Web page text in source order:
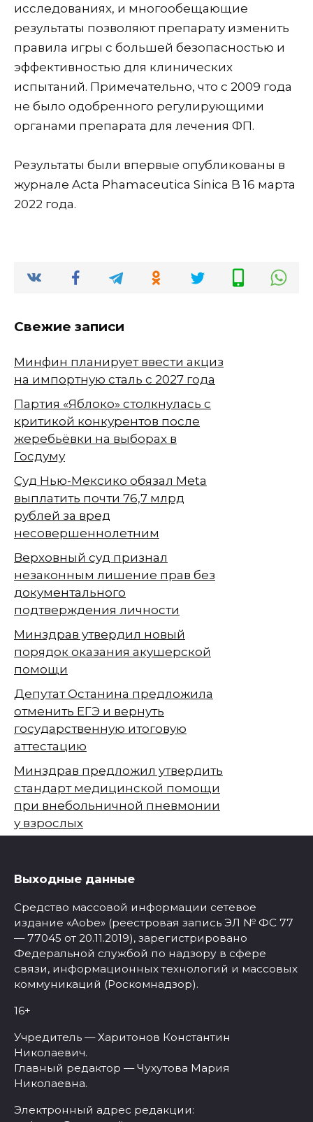
исследованиях, и многообещающие
результаты позволяют препарату изменить
правила игры с большей безопасностью и
эффективностью для клинических
испытаний. Примечательно, что с 2009 года
не было одобренного регулирующими
органами препарата для лечения ФП.
Результаты были впервые опубликованы в
журнале Acta Phamaceutica Sinica B 16 марта
2022 года.
Свежие записи
Минфин планирует ввести акциз
на импортную сталь с 2027 года
Партия «Яблоко» столкнулась с
критикой конкурентов после
жеребьёвки на выборах в
Госдуму
Суд Нью-Мексико обязал Meta
выплатить почти 76,7 млрд
рублей за вред
несовершеннолетним
Верховный суд признал
незаконным лишение прав без
документального
подтверждения личности
Минздрав утвердил новый
порядок оказания акушерской
помощи
Депутат Останина предложила
отменить ЕГЭ и вернуть
государственную итоговую
аттестацию
Минздрав предложил утвердить
стандарт медицинской помощи
при внебольничной пневмонии
у взрослых
Выходные данные
Средство массовой информации сетевое
издание «Aobe» (реестровая запись ЭЛ № ФС 77
— 77045 от 20.11.2019), зарегистрировано
Федеральной службой по надзору в сфере
связи, информационных технологий и массовых
коммуникаций (Роскомнадзор).
16+
Учредитель — Харитонов Константин
Николаевич.
Главный редактор — Чухутова Мария
Николаевна.
Электронный адрес редакции: